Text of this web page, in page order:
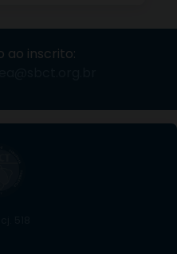
ao inscrito: